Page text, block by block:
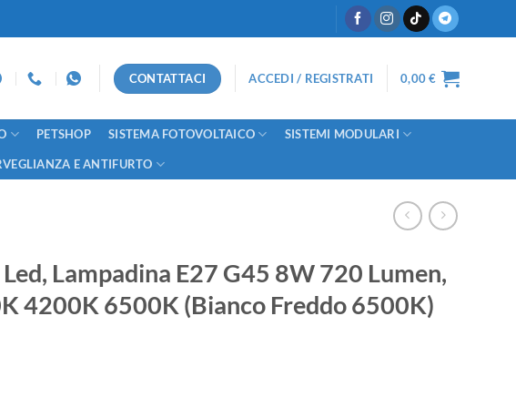
CONTATTACI ACCEDI / REGISTRATI 0,00€
PETSHOP SISTEMA FOTOVOLTAICO SISTEMI MODULARI
E ANTIFURTO
Lampadina E27 G45 8W 720 Lumen,
4200K 6500K (Bianco Freddo 6500K)